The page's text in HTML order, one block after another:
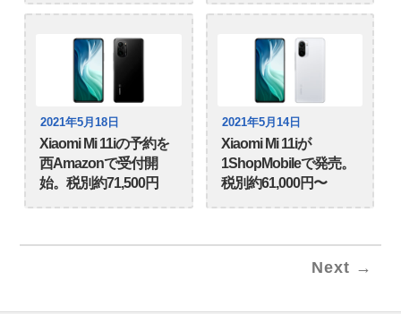
2021年5月18日
Xiaomi Mi 11iの予約を
西Amazonで受付開
始。税別約71,500円
2021年5月14日
Xiaomi Mi 11iが
1ShopMobileで発売。
税別約61,000円〜
Next →